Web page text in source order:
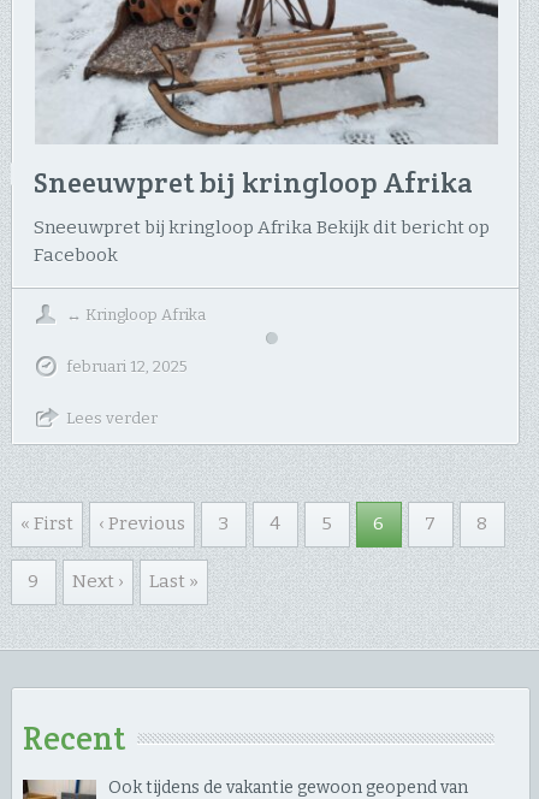
Sneeuwpret bij kringloop Afrika
Sneeuwpret bij kringloop Afrika Bekijk dit bericht op
Facebook
↔ Kringloop Afrika
februari 12, 2025
Lees verder
« First ‹ Previous 3 4 5 6 7 8
9 Next › Last »
Recent
Ook tijdens de vakantie gewoon geopend van